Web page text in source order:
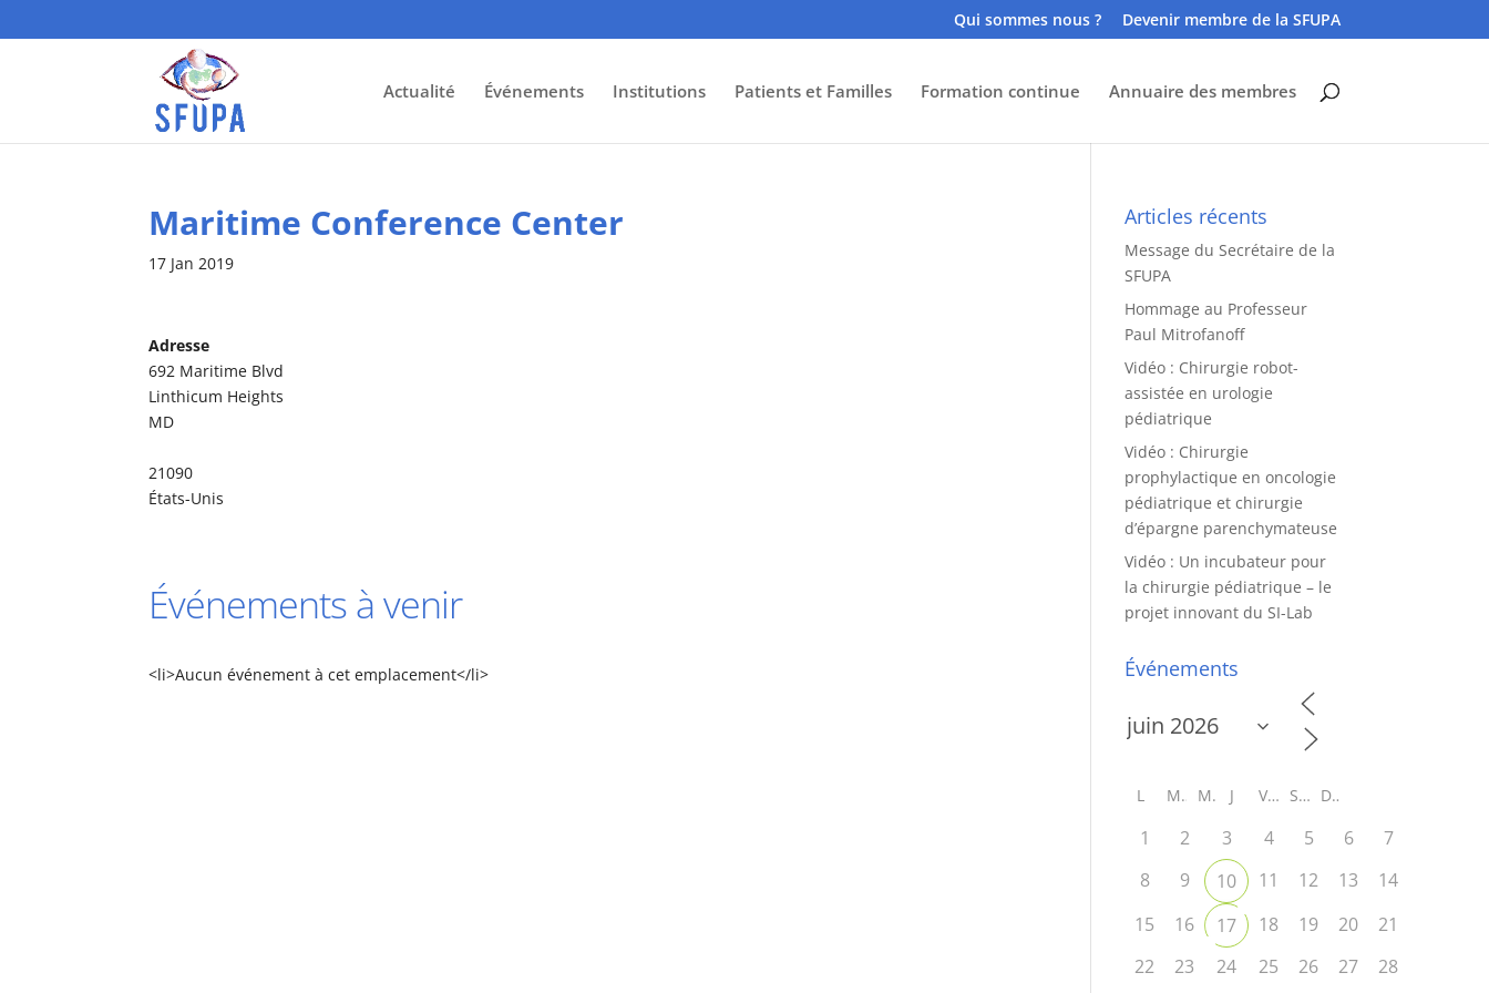
Qui sommes nous ? Devenir membre de la SFUPA
Actualité Événements Institutions Patients et Familles Formation continue Annuaire des membres
Maritime Conference Center
17 Jan 2019
Adresse
692 Maritime Blvd
Linthicum Heights
MD
21090
États-Unis
Événements à venir
<li>Aucun événement à cet emplacement</li>
Articles récents
Message du Secrétaire de la
SFUPA
Hommage au Professeur
Paul Mitrofanoff
Vidéo : Chirurgie robot-
assistée en urologie
pédiatrique
Vidéo : Chirurgie
prophylactique en oncologie
pédiatrique et chirurgie
d’épargne parenchymateuse
Vidéo : Un incubateur pour
la chirurgie pédiatrique – le
projet innovant du SI-Lab
Événements
L M M J V S D
1 2 3 4 5 6
7
8
9 10 11 12 13
14
15
16 17 18 19 20
21
22
23 24 25 26 27 28